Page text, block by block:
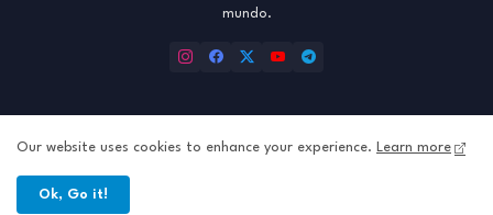
mundo.
Inicio About Contact us Política de Privacidad
Our website uses cookies to enhance your experience. Learn more
Ok, Go it!